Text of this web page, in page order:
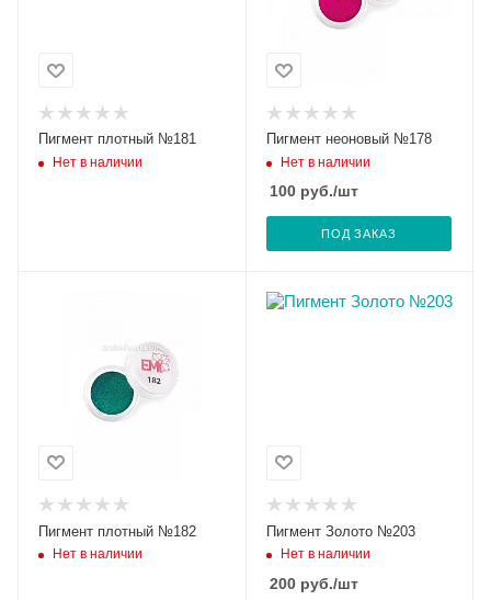
Пигмент плотный №181
Нет в наличии
Пигмент неоновый №178
Нет в наличии
100руб./шт
ПОД ЗАКАЗ
Пигмент плотный №182
Нет в наличии
Пигмент Золото №203
Нет в наличии
200руб./шт